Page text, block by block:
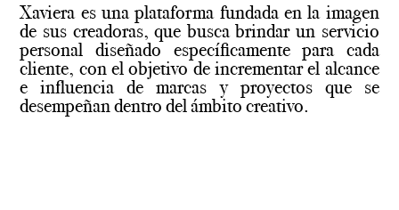
Xaviera es una plataforma fundada en la imagen
de sus creadoras, que busca brindar un servicio
personal diseñado específicamente para cada
cliente, con el objetivo de incrementar el alcance
e influencia de marcas y proyectos que se
desempeñan dentro del ámbito creativo.